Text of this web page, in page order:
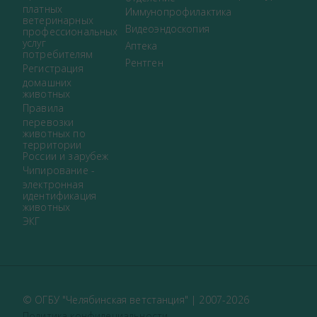
платных
ветеринарных
профессиональных
услуг
потребителям
Регистрация
домашних
животных
Правила
перевозки
животных по
территории
России и зарубеж
Чипирование -
электронная
идентификация
животных
ЭКГ
Иммунопрофилактика
Видеоэндоскопия
Аптека
Рентген
© ОГБУ "Челябинская ветстанция" | 2007-2026